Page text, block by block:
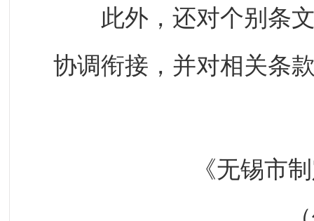
此外，还对个别条文
协调衔接，并对相关条
《无锡市